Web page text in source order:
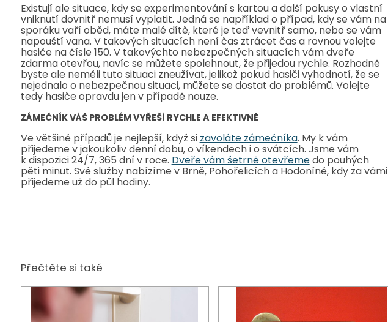
Existují ale situace, kdy se experimentování s kartou a další pokusy o vlastní
vniknutí dovnitř nemusí vyplatit. Jedná se například o případ, kdy se vám na
sporáku vaří oběd, máte malé dítě, které je teď vevnitř samo, nebo se vám
napouští vana. V takových situacích není čas ztrácet čas a rovnou volejte
hasiče na čísle 150. V takovýchto nebezpečných situacích vám dveře
zdarma otevřou, navíc se můžete spolehnout, že přijedou rychle. Rozhodně
byste ale neměli tuto situaci zneužívat, jelikož pokud hasiči vyhodnotí, že se
nejednalo o nebezpečnou situaci, můžete se dostat do problémů. Volejte
tedy hasiče opravdu jen v případě nouze.
ZÁMEČNÍK VÁŠ PROBLÉM VYŘEŠÍ RYCHLE A EFEKTIVNĚ
Ve většině případů je nejlepší, když si zavoláte zámečníka. My k vám
přijedeme v jakoukoliv denní dobu, o víkendech i o svátcích. Jsme vám
k dispozici 24/7, 365 dní v roce. Dveře vám šetrně otevřemedo pouhých
pěti minut. Své služby nabízíme v Brně, Pohořelicích a Hodoníně, kdy za vámi
přijedeme už do půl hodiny.
Přečtěte si také